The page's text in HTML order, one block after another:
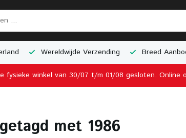
Wereldwijde Verzending Breed
fysieke winkel van 30/07 t/m 01/08 gesloten. Online
met 1986